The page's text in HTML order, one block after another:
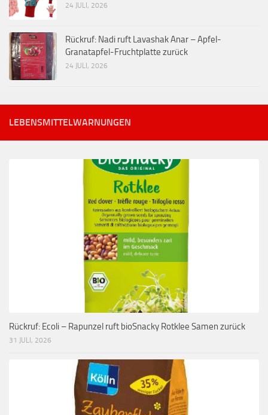
24 JULI, 2026
Rückruf: Nadi ruft Lavashak Anar – Apfel-
Granatapfel-Fruchtplatte zurück
24 JULI, 2026
LEBENSMITTELWARNUNGEN
Rückruf: Ecoli – Rapunzel ruft bioSnacky Rotklee Samen zurück
31 JULI, 2026